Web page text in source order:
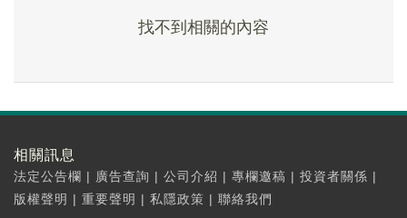
找不到相關的內容
相關訊息
法定公告欄 | 廣告查詢 | 公司介紹 | 專欄邀稿 | 投資者關係 |
版權聲明 | 重要聲明 | 私隱政策 | 聯絡我們